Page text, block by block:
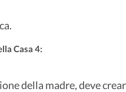
Casa 4:
della madre, deve